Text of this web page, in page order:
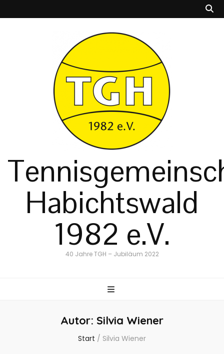
Habichtswald
1982 e.V.
40 Jahre TGH – Jubiläum 2022
Autor: Silvia Wiener
Start / Silvia Wiener